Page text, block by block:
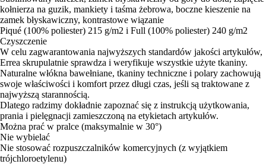
kołnierza na guzik, mankiety i taśma żebrowa, boczne kieszenie na
zamek błyskawiczny, kontrastowe wiązanie
Piqué (100% poliester) 215 g/m2 i Full (100% poliester) 240 g/m2
Czyszczenie
W celu zagwarantowania najwyższych standardów jakości artykułów,
Errea skrupulatnie sprawdza i weryfikuje wszystkie użyte tkaniny.
Naturalne włókna bawełniane, tkaniny techniczne i polary zachowują
swoje właściwości i komfort przez długi czas, jeśli są traktowane z
najwyższą starannością.
Dlatego radzimy dokładnie zapoznać się z instrukcją użytkowania,
prania i pielęgnacji zamieszczoną na etykietach artykułów.
Można prać w pralce (maksymalnie w 30°)
Nie wybielać
Nie stosować rozpuszczalników komercyjnych (z wyjątkiem
trójchloroetylenu)